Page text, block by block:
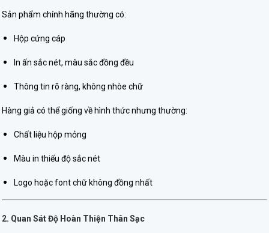
Sản phẩm chính hãng thường có:
Hộp cứng cáp
In ấn sắc nét, màu sắc đồng đều
Thông tin rõ ràng, không nhòe chữ
Hàng giả có thể giống về hình thức nhưng thường:
Chất liệu hộp mỏng
Màu in thiếu độ sắc nét
Logo hoặc font chữ không đồng nhất
2. Quan Sát Độ Hoàn Thiện Thân Sạc